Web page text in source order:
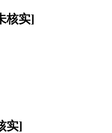
核实]
实]